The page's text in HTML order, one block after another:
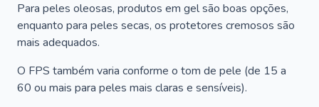
Para peles oleosas, produtos em gel são boas opções,
enquanto para peles secas, os protetores cremosos são
mais adequados.
O FPS também varia conforme o tom de pele (de 15 a
60 ou mais para peles mais claras e sensíveis).